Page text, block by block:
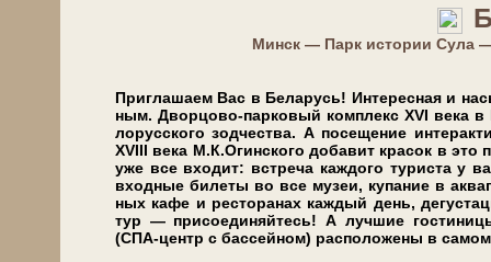
Минск — Парк истории
Приглашаем Вас в Бе­ла­русь! Интересная и
ным. Дворцово-парковый ком­плекс XVI
ло­рус­ско­го зод­че­ства. А посещение
XVIII ве­ка М.К.Огин­ско­го до­ба­вит кра­сок в
уже все вхо­дит: встре­ча каж­до­го ту­ри­ста у
входные би­ле­ты во все му­зеи, купание в
ных ка­фе и ре­сто­ра­нах каж­дый день,
тур — при­со­еди­няй­тесь! А луч­шие
(СПА-центр с бассейном) расположены в